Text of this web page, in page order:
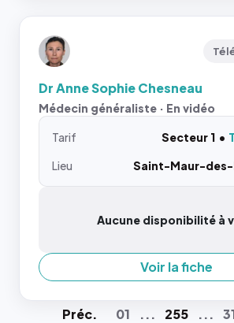
Dr Anne Sophie Chesneau
Médecin généraliste · En vidéo
Tarif Secteur 1
Lieu
Saint-Maur-des-
Aucune disponibilité à
Voir la fiche
Préc. 01 ... 255 ...